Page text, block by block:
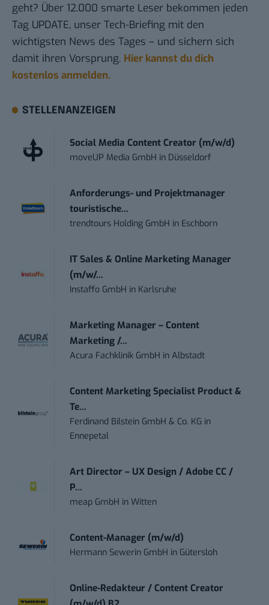
geht? Über 12.000 smarte Leser bekommen jeden
Tag UPDATE, unser Tech-Briefing mit den
wichtigsten News des Tages – und sichern sich
damit ihren Vorsprung. Hier kannst du dich
kostenlos anmelden.
STELLENANZEIGEN
Social Media Content Creator (m/w/d)
moveUP Media GmbH in Düsseldorf
Anforderungs- und Projektmanager
touristische...
trendtours Holding GmbH in Eschborn
IT Sales & Online Marketing Manager
(m/w/...
Instaffo GmbH in Karlsruhe
Marketing Manager – Content
Marketing /...
Acura Fachklinik GmbH inAlbstadt
Content Marketing Specialist Product &
Te...
Ferdinand Bilstein GmbH & Co. KG in
Ennepetal
Art Director – UX Design / Adobe CC /
P...
meap GmbH inWitten
Content-Manager (m/w/d)
Hermann Sewerin GmbH in Gütersloh
Online-Redakteur / Content Creator